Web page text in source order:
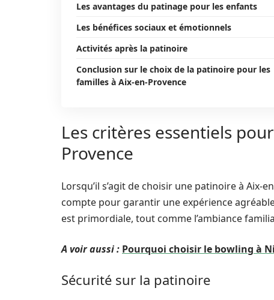
Les avantages du patinage pour les enfants
Les bénéfices sociaux et émotionnels
Activités après la patinoire
Conclusion sur le choix de la patinoire pour les
familles à Aix-en-Provence
Les critères essentiels
Provence
Lorsqu’il s’agit de choisir une patinoire à
compte pour garantir une expérience
est primordiale, tout comme l’ambiance
A voir aussi : Pourquoi choisir le bowling à
Sécurité sur la patinoire